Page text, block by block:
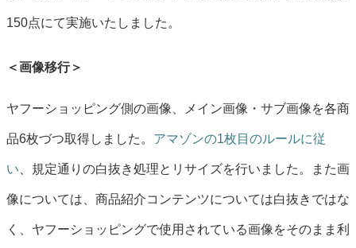
150点にて実施いたしました。
＜画像移行＞
ヤフーショッピング側の画像、メイン画像・サブ画像を各商
品6枚づつ取得しました。 アマゾンの1枚目のルールに従
い 、規定通りの白抜き処理とリサイズを行いました。また画
像については、商品紹介コンテンツについては白抜きではな
く、ヤフーショッピングで使用されている画像をそのまま利